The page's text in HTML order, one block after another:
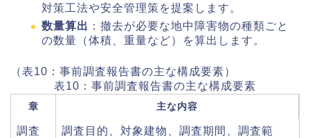
対策工法や安全管理策を提案します。
数量算出 ：撤去が必要な地中障害物の種類ごと
の数量（体積、重量など）を算出します。
（表10：事前調査報告書の主な構成要素）
表10：事前調査報告書の主な構成要素
章 主な内容
調査
調査目的、対象建物、調査期間、調査範